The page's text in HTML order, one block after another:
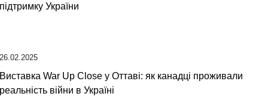
підтримку України
26.02.2025
Виставка War Up Close у Оттаві: як канадці проживали
реальність війни в Україні